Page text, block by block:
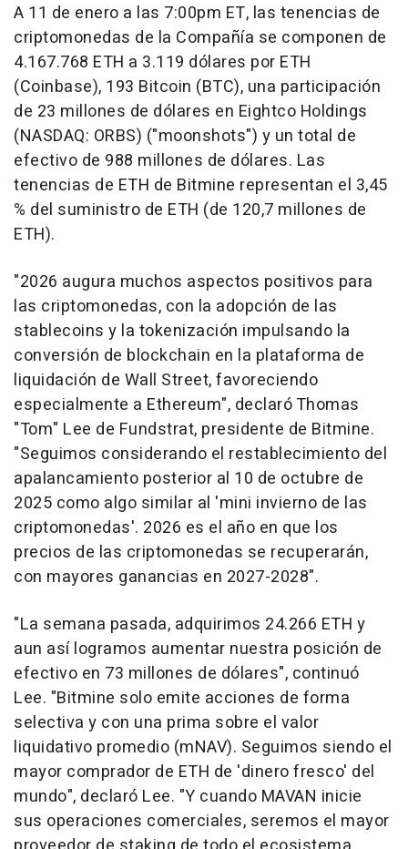
A 11 de enero a las 7:00pm ET, las tenencias de
criptomonedas de la Compañía se componen de
4.167.768 ETH a 3.119 dólares por ETH
(Coinbase), 193 Bitcoin (BTC), una participación
de 23 millones de dólares en Eightco Holdings
(NASDAQ: ORBS) ("moonshots") y un total de
efectivo de 988 millones de dólares. Las
tenencias de ETH de Bitmine representan el 3,45
% del suministro de ETH (de 120,7 millones de
ETH).
"2026 augura muchos aspectos positivos para
las criptomonedas, con la adopción de las
stablecoins y la tokenización impulsando la
conversión de blockchain en la plataforma de
liquidación de Wall Street, favoreciendo
especialmente a Ethereum", declaró Thomas
"Tom" Lee de Fundstrat, presidente de Bitmine.
"Seguimos considerando el restablecimiento del
apalancamiento posterior al 10 de octubre de
2025 como algo similar al 'mini invierno de las
criptomonedas'. 2026 es el año en que los
precios de las criptomonedas se recuperarán,
con mayores ganancias en 2027-2028".
"La semana pasada, adquirimos 24.266 ETH y
aun así logramos aumentar nuestra posición de
efectivo en 73 millones de dólares", continuó
Lee. "Bitmine solo emite acciones de forma
selectiva y con una prima sobre el valor
liquidativo promedio (mNAV). Seguimos siendo el
mayor comprador de ETH de 'dinero fresco' del
mundo", declaró Lee. "Y cuando MAVAN inicie
sus operaciones comerciales, seremos el mayor